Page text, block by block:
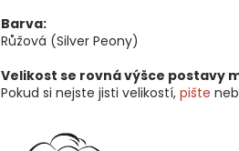
Barva:
Růžová (Silver Peony)
Velikost se rovná výšce postavy
Pokud si nejste jisti velikostí, pište